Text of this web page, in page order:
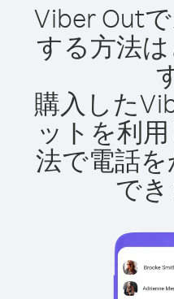
Viber Out
する方法
購入した
ットを利
法で電話
でき